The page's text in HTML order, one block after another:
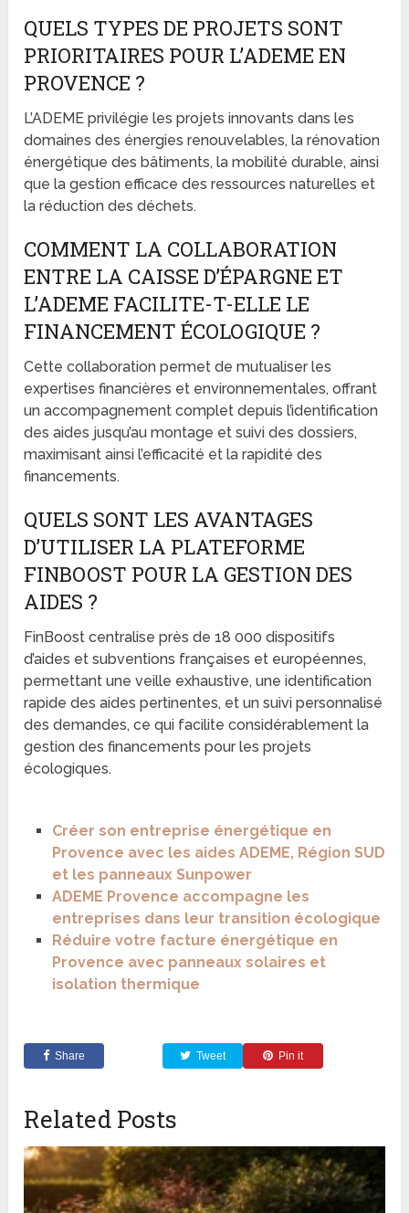
QUELS TYPES DE PROJETS SONT
PRIORITAIRES POUR L’ADEME EN
PROVENCE ?
L’ADEME privilégie les projets innovants dans les
domaines des énergies renouvelables, la rénovation
énergétique des bâtiments, la mobilité durable, ainsi
que la gestion efficace des ressources naturelles et
la réduction des déchets.
COMMENT LA COLLABORATION
ENTRE LA CAISSE D’ÉPARGNE ET
L’ADEME FACILITE-T-ELLE LE
FINANCEMENT ÉCOLOGIQUE ?
Cette collaboration permet de mutualiser les
expertises financières et environnementales, offrant
un accompagnement complet depuis l’identification
des aides jusqu’au montage et suivi des dossiers,
maximisant ainsi l’efficacité et la rapidité des
financements.
QUELS SONT LES AVANTAGES
D’UTILISER LA PLATEFORME
FINBOOST POUR LA GESTION DES
AIDES ?
FinBoost centralise près de 18 000 dispositifs
d’aides et subventions françaises et européennes,
permettant une veille exhaustive, une identification
rapide des aides pertinentes, et un suivi personnalisé
des demandes, ce qui facilite considérablement la
gestion des financements pour les projets
écologiques.
Créer son entreprise énergétique en
Provence avec les aides ADEME, Région SUD
et les panneaux Sunpower
ADEME Provence accompagne les
entreprises dans leur transition écologique
Réduire votre facture énergétique en
Provence avec panneaux solaires et
isolation thermique
Share Tweet Pin it
Related Posts